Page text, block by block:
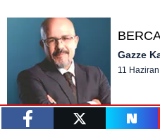
Gazze
11